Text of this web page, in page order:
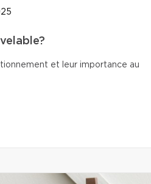
et leur importance au